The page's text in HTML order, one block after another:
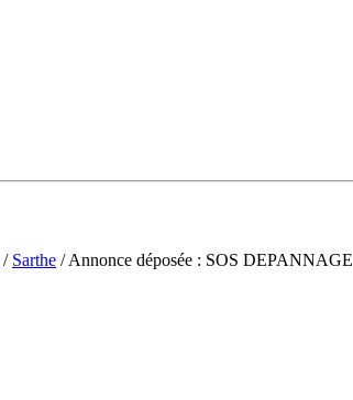
/ Sarthe / Annonce déposée : SOS DEPANNAGE